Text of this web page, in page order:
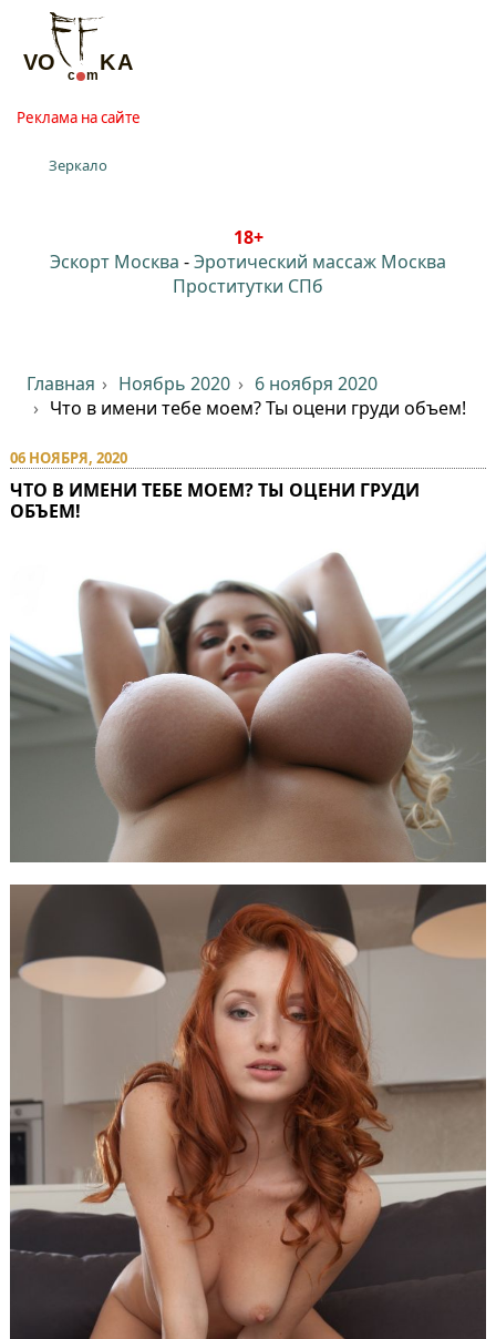
Реклама на сайте
Зеркало
18+
Эскорт Москва -Эротический массаж Москва
Проститутки СПб
Главная Ноябрь 2020
6 ноября 2020
Что в имени тебе моем? Ты оцени груди объем!
06 НОЯБРЯ, 2020
ЧТО В ИМЕНИ ТЕБЕ МОЕМ? ТЫ ОЦЕНИ ГРУДИ
ОБЪЕМ!